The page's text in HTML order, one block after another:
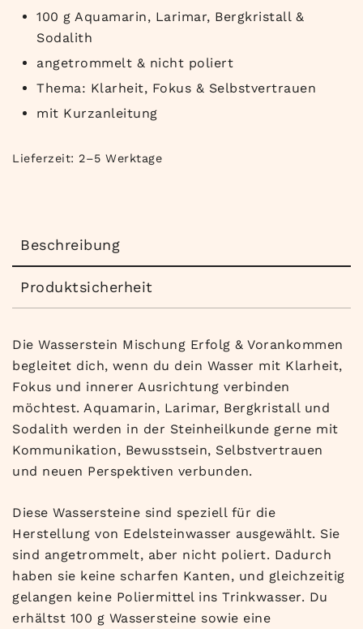
100 g Aquamarin, Larimar, Bergkristall &
Sodalith
angetrommelt & nicht poliert
Thema: Klarheit, Fokus & Selbstvertrauen
mit Kurzanleitung
Lieferzeit: 2–5 Werktage
Beschreibung
Produktsicherheit
Die Wasserstein Mischung Erfolg & Vorankommen
begleitet dich, wenn du dein Wasser mit Klarheit,
Fokus und innerer Ausrichtung verbinden
möchtest. Aquamarin, Larimar, Bergkristall und
Sodalith werden in der Steinheilkunde gerne mit
Kommunikation, Bewusstsein, Selbstvertrauen
und neuen Perspektiven verbunden.
Diese Wassersteine sind speziell für die
Herstellung von Edelsteinwasser ausgewählt. Sie
sind angetrommelt, aber nicht poliert. Dadurch
haben sie keine scharfen Kanten, und gleichzeitig
gelangen keine Poliermittel ins Trinkwasser. Du
erhältst 100 g Wassersteine sowie eine